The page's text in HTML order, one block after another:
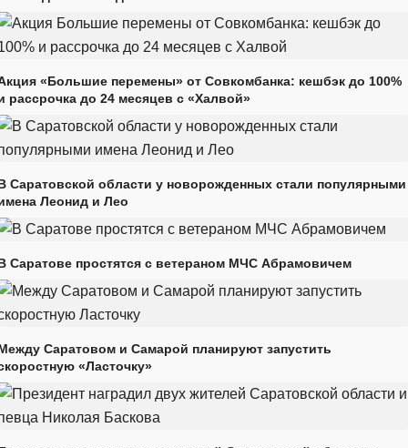
«Большие перемены» от Совкомбанка: кешбэк до 100%
рассрочка до 24 месяцев с «Халвой»
Саратовской области у новорожденных стали популярными
Леонид и Лео
Саратове простятся с ветераном МЧС Абрамовичем
Саратовом и Самарой планируют запустить
«Ласточку»